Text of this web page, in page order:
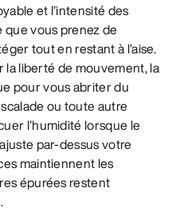
et l’intensité des
que vous prenez de
tout en restant à l’aise.
la liberté de mouvement, la
pour vous abriter du
ou toute autre
l’humidité lorsque le
par-dessus votre
maintiennent les
épurées restent